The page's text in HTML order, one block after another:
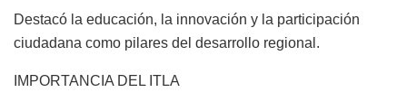
Destacó la educación, la innovación y la participación
ciudadana como pilares del desarrollo regional.
IMPORTANCIA DEL ITLA